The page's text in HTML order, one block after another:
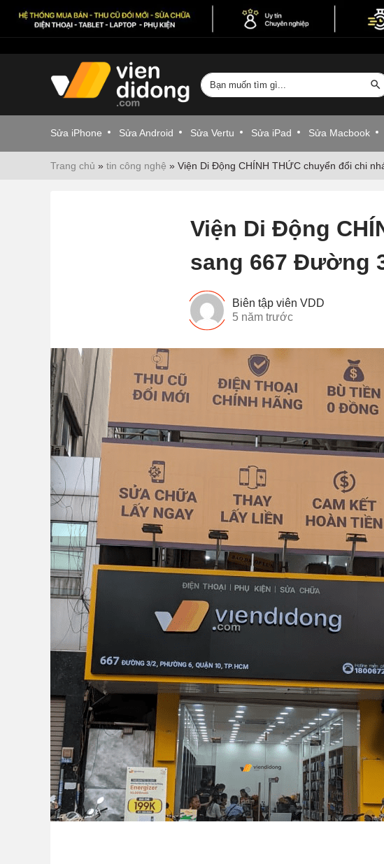
Sửa iPhone Sửa Android Sửa Vertu Sửa iPad Sửa Macbook
Trang chủ » tin công nghệ » Viện Di Động CHÍNH THỨC chuyển đổi chi
Viện Di Động
sang 667 Đường
Biên tập viên VDD
5 năm trước